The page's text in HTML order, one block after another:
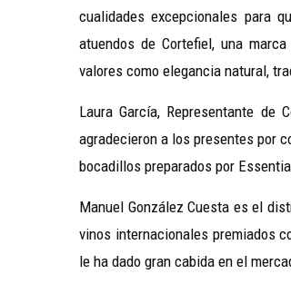
cualidades excepcionales para
atuendos de Cortefiel, una
valores como elegancia natural,
Laura García, Representante de
agradecieron a los presentes por
bocadillos preparados por
Manuel González Cuesta es el
vinos internacionales premiados
le ha dado gran cabida en el